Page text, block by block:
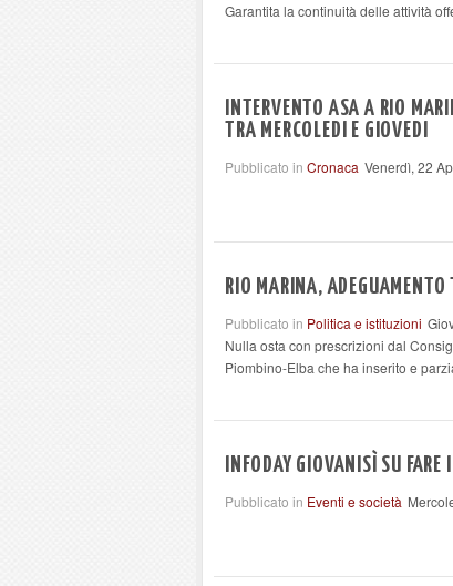
Garantita la continuità delle attività
INTERVENTO ASA A RIO
TRA MERCOLEDI E GIOVEDI
Pubblicato in Cronaca Venerdì, 22
RIO MARINA,
Pubblicato in Politica e istituzioni
Nulla osta con prescrizioni dal
Piombino-Elba che ha inserito e
INFODAY GIOVANISÌ SU
Pubblicato in Eventi e società